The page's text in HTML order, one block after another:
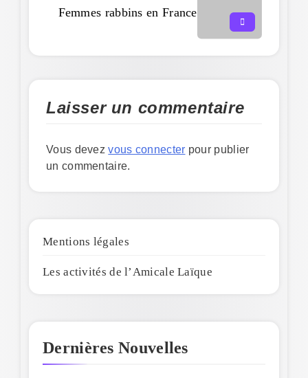
Femmes rabbins en France
Laisser un commentaire
Vous devezvous connecter pour publier
un commentaire.
Mentions légales
Les activités de l’Amicale Laïque
Dernières Nouvelles